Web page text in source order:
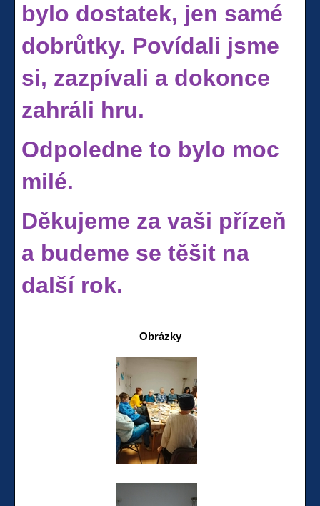
bylo dostatek, jen samé
dobrůtky. Povídali jsme
si, zazpívali a dokonce
zahráli hru.
Odpoledne to bylo moc
milé.
Děkujeme za vaši přízeň
a budeme se těšit na
další rok.
Obrázky